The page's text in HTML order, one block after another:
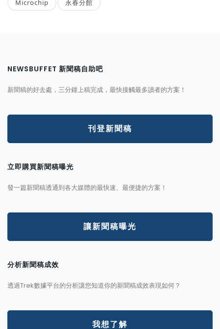
Microchip 永春分館
NEWSBUFFET 新聞稿自助吧
新聞稿的好去處，三分鐘上稿完成，最快接觸最多讀者的方案！
刊登新聞稿
立即購買新聞稿曝光
發一篇新聞稿透通到各大媒體的最快速、最便捷的方案！
讓新聞稿曝光
分析新聞稿成效
透過Trek數據平台的分析讓您知道你的新聞稿成效表現如何？
我想了解